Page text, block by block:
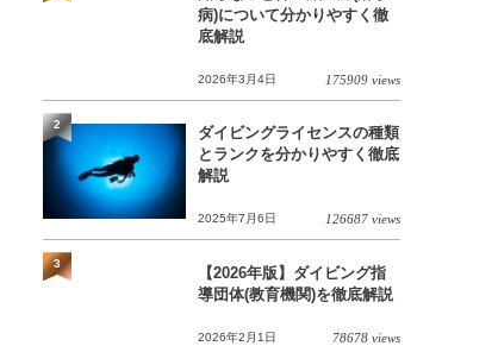
病)について分かりやすく徹
底解説
2026年3月4日 175909 views
ダイビングライセンスの種類
とランクを分かりやすく徹底
解説
2025年7月6日 126687 views
2
【2026年版】ダイビング指
導団体(教育機関)を徹底解説
2026年2月1日 78678 views
3